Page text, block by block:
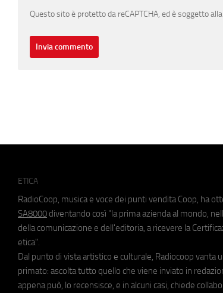
Questo sito è protetto da reCAPTCHA, ed è soggetto alla
ETICA
RadioCoop, musica e voce dei punti vendita Coop, ha
SA8000 diventando così "la prima azienda al mondo,
della comunicazione e dell'editoria, a ricevere la
etica".
Dal punto di vista artistico e culturale, Radiocoop vanta
primato: ascolta tutto quello che viene inviato in
appena può, lo recensisce, e in alcuni casi, chiede